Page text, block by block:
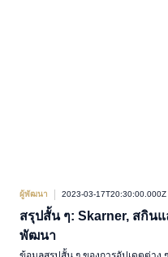
ผู้พัฒนา 2023-03-17T20:30:00.000Z
สรุปสั้น ๆ: Skarner, สกิน
พัฒนา